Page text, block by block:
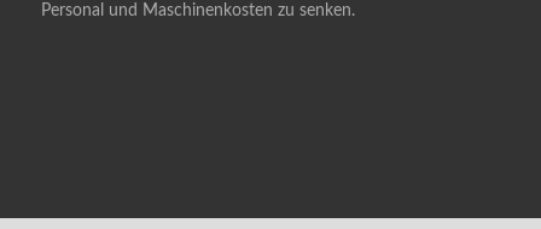
Personal und Maschinenkosten zu senken.